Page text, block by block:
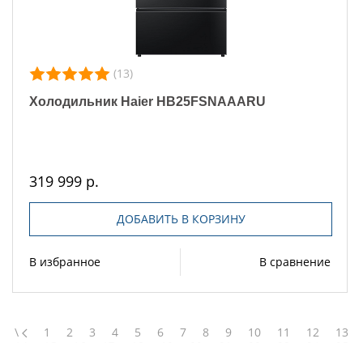
(13)
Холодильник Haier HB25FSNAAARU
319 999 р.
ДОБАВИТЬ В КОРЗИНУ
В избранное В сравнение
\ 1 2 3 4 5 6 7 8 9 10 11 12
13